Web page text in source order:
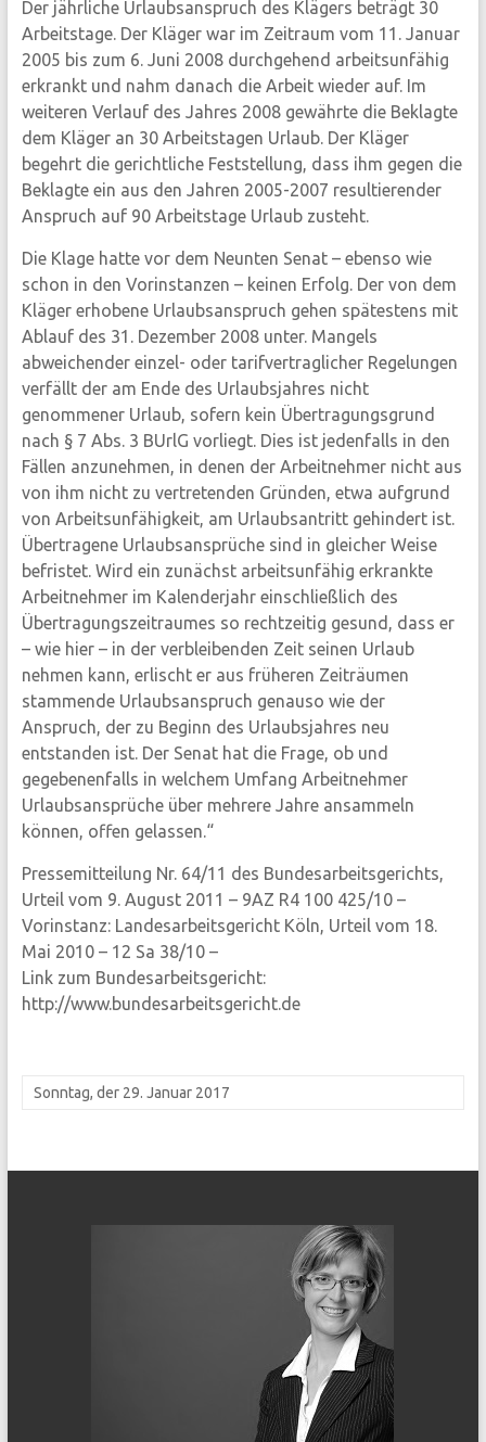
Der jährliche Urlaubsanspruch des Klägers beträgt 30
Arbeitstage. Der Kläger war im Zeitraum vom 11. Januar
2005 bis zum 6. Juni 2008 durchgehend arbeitsunfähig
erkrankt und nahm danach die Arbeit wieder auf. Im
weiteren Verlauf des Jahres 2008 gewährte die Beklagte
dem Kläger an 30 Arbeitstagen Urlaub. Der Kläger
begehrt die gerichtliche Feststellung, dass ihm gegen die
Beklagte ein aus den Jahren 2005-2007 resultierender
Anspruch auf 90 Arbeitstage Urlaub zusteht.
Die Klage hatte vor dem Neunten Senat – ebenso wie
schon in den Vorinstanzen – keinen Erfolg. Der von dem
Kläger erhobene Urlaubsanspruch gehen spätestens mit
Ablauf des 31. Dezember 2008 unter. Mangels
abweichender einzel- oder tarifvertraglicher Regelungen
verfällt der am Ende des Urlaubsjahres nicht
genommener Urlaub, sofern kein Übertragungsgrund
nach § 7 Abs. 3 BUrlG vorliegt. Dies ist jedenfalls in den
Fällen anzunehmen, in denen der Arbeitnehmer nicht aus
von ihm nicht zu vertretenden Gründen, etwa aufgrund
von Arbeitsunfähigkeit, am Urlaubsantritt gehindert ist.
Übertragene Urlaubsansprüche sind in gleicher Weise
befristet. Wird ein zunächst arbeitsunfähig erkrankte
Arbeitnehmer im Kalenderjahr einschließlich des
Übertragungszeitraumes so rechtzeitig gesund, dass er
– wie hier – in der verbleibenden Zeit seinen Urlaub
nehmen kann, erlischt er aus früheren Zeiträumen
stammende Urlaubsanspruch genauso wie der
Anspruch, der zu Beginn des Urlaubsjahres neu
entstanden ist. Der Senat hat die Frage, ob und
gegebenenfalls in welchem Umfang Arbeitnehmer
Urlaubsansprüche über mehrere Jahre ansammeln
können, offen gelassen.“
Pressemitteilung Nr. 64/11 des Bundesarbeitsgerichts,
Urteil vom 9. August 2011 – 9AZ R4 100 425/10 –
Vorinstanz: Landesarbeitsgericht Köln, Urteil vom 18.
Mai 2010 – 12 Sa 38/10 –
Link zum Bundesarbeitsgericht:
http://www.bundesarbeitsgericht.de
Sonntag, der 29. Januar 2017